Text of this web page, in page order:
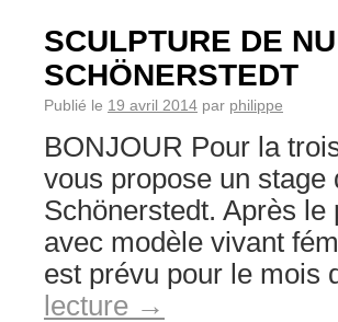
SCULPTURE DE
SCHÖNERSTEDT
Publié le 19 avril 2014 par philippe
BONJOUR Pour la
vous propose un stage
Schönerstedt. Après
avec modèle vivant
est prévu pour le mois
lecture →